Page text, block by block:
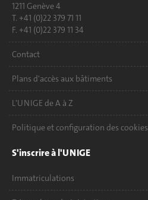
1211 Genève 4
T. +41 (0)22 379 71 11
F. +41 (0)22 379 11 34
Contact
Plans d'accès aux bâtiments
L'UNIGE de A à Z
Politique et configuration des cookies
S'inscrire à l'UNIGE
Immatriculations